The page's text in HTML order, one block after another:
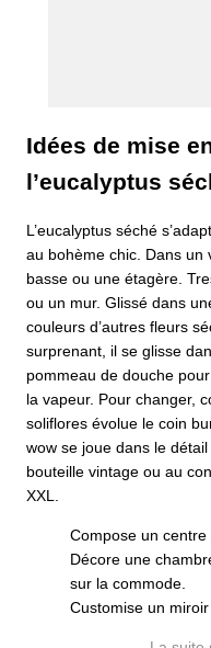
Idées de mise
l’eucalyptus
L’eucalyptus séché
au bohème chic. Dans un
basse ou une étagère.
ou un mur. Glissé dans
couleurs d’autres fleurs
surprenant, il se glisse
pommeau de douche
la vapeur. Pour changer,
soliflores évolue le coin
wow se joue dans le
bouteille vintage ou au
XXL.
Compose un centre
Décore une
sur la commode.
Customise un